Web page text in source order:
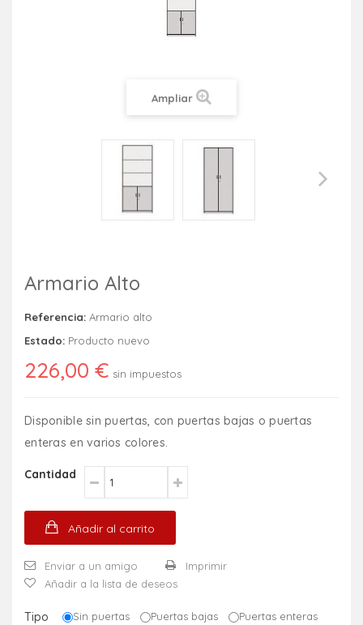
Ampliar
Armario Alto
Referencia: Armario alto
Estado: Producto nuevo
226,00 € sin impuestos
Disponible sin puertas, con puertas bajas o puertas
enteras en varios colores.
Cantidad
Añadir al carrito
Enviar a un amigo
Imprimir
Añadir a la lista de deseos
Tipo Sin puertas Puertas bajas Puertas enteras